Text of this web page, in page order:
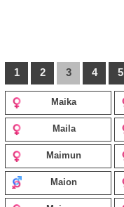
1 2 3 4 5
Maika
Maila
Maimun
Maion